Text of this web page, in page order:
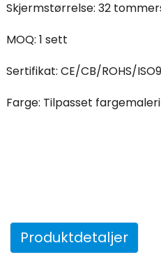
Skjermstørrelse: 32
MOQ: 1 sett
Sertifikat: CE/CB/ROHS/
Farge: Tilpasset
Produktdetaljer